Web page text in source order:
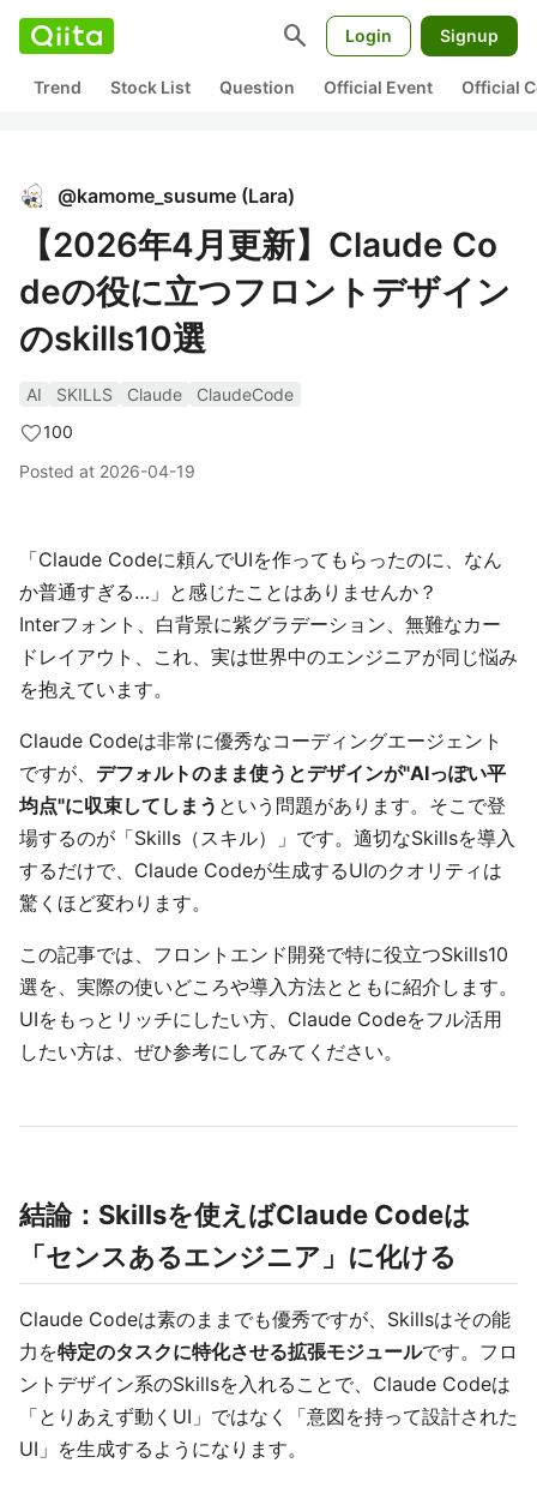
search Login Signup
Trend Stock List Question Official Event Official
@kamome_susume (Lara)
【2026年4月更新】Claude Co
deの役に立つフロントデザイン
のskills10選
AI SKILLS Claude
ClaudeCode
100
Posted at 2026-04-19
「Claude Codeに頼んでUIを作ってもらったのに、なん
か普通すぎる…」と感じたことはありませんか？
Interフォント、白背景に紫グラデーション、無難なカー
ドレイアウト、これ、実は世界中のエンジニアが同じ悩み
を抱えています。
Claude Codeは非常に優秀なコーディングエージェント
ですが、 デフォルトのまま使うとデザインが"AIっぽい平
均点"に収束してしまう という問題があります。そこで登
場するのが「Skills（スキル）」です。適切なSkillsを導入
するだけで、Claude Codeが生成するUIのクオリティは
驚くほど変わります。
この記事では、フロントエンド開発で特に役立つSkills10
選を、実際の使いどころや導入方法とともに紹介します。
UIをもっとリッチにしたい方、Claude Codeをフル活用
したい方は、ぜひ参考にしてみてください。
結論：Skillsを使えばClaude Codeは
「センスあるエンジニア」に化ける
Claude Codeは素のままでも優秀ですが、Skillsはその能
力を特定のタスクに特化させる拡張モジュールです。フロ
ントデザイン系のSkillsを入れることで、Claude Codeは
「とりあえず動くUI」ではなく「意図を持って設計された
UI」を生成するようになります。